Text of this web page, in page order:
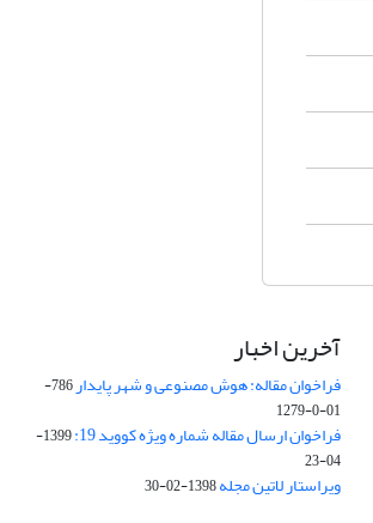
آخرین اخبار
فراخوان مقاله: هوش مصنوعی و شهر پایدار
786-
01-0-1279
فراخوان ارسال مقاله شماره ویژه کووید 19:
1399-
04-23
ویراستار لاتین مجله1398-02-30